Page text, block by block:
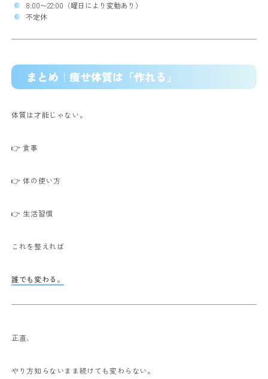
8:00〜22:00（曜日により変動あり）
不定休
まとめ｜痩せ体質は「作れる」
体質は才能じゃない。
👉 食事
👉 体の使い方
👉 生活習慣
これを整えれば
誰でも変わる。
正直、
やり方知らないまま続けても変わらない。